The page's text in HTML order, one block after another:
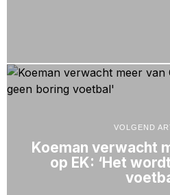
VOLGEND
Koeman verwacht
op EK: ‘Het